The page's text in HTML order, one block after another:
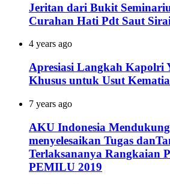
Jeritan dari Bukit
Curahan Hati Pdt Saut
4 years ago
Apresiasi Langkah Kapolri
Khusus untuk Usut
7 years ago
AKU Indonesia
menyelesaikan Tugas
Terlaksananya Rangkaian
PEMILU 2019